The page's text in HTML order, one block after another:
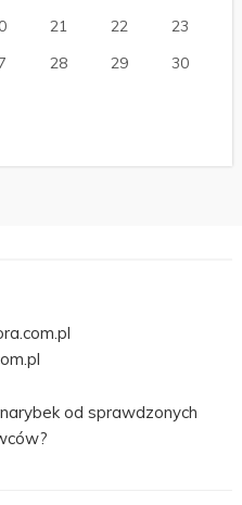
21 22
23
28 29
30
od sprawdzonych